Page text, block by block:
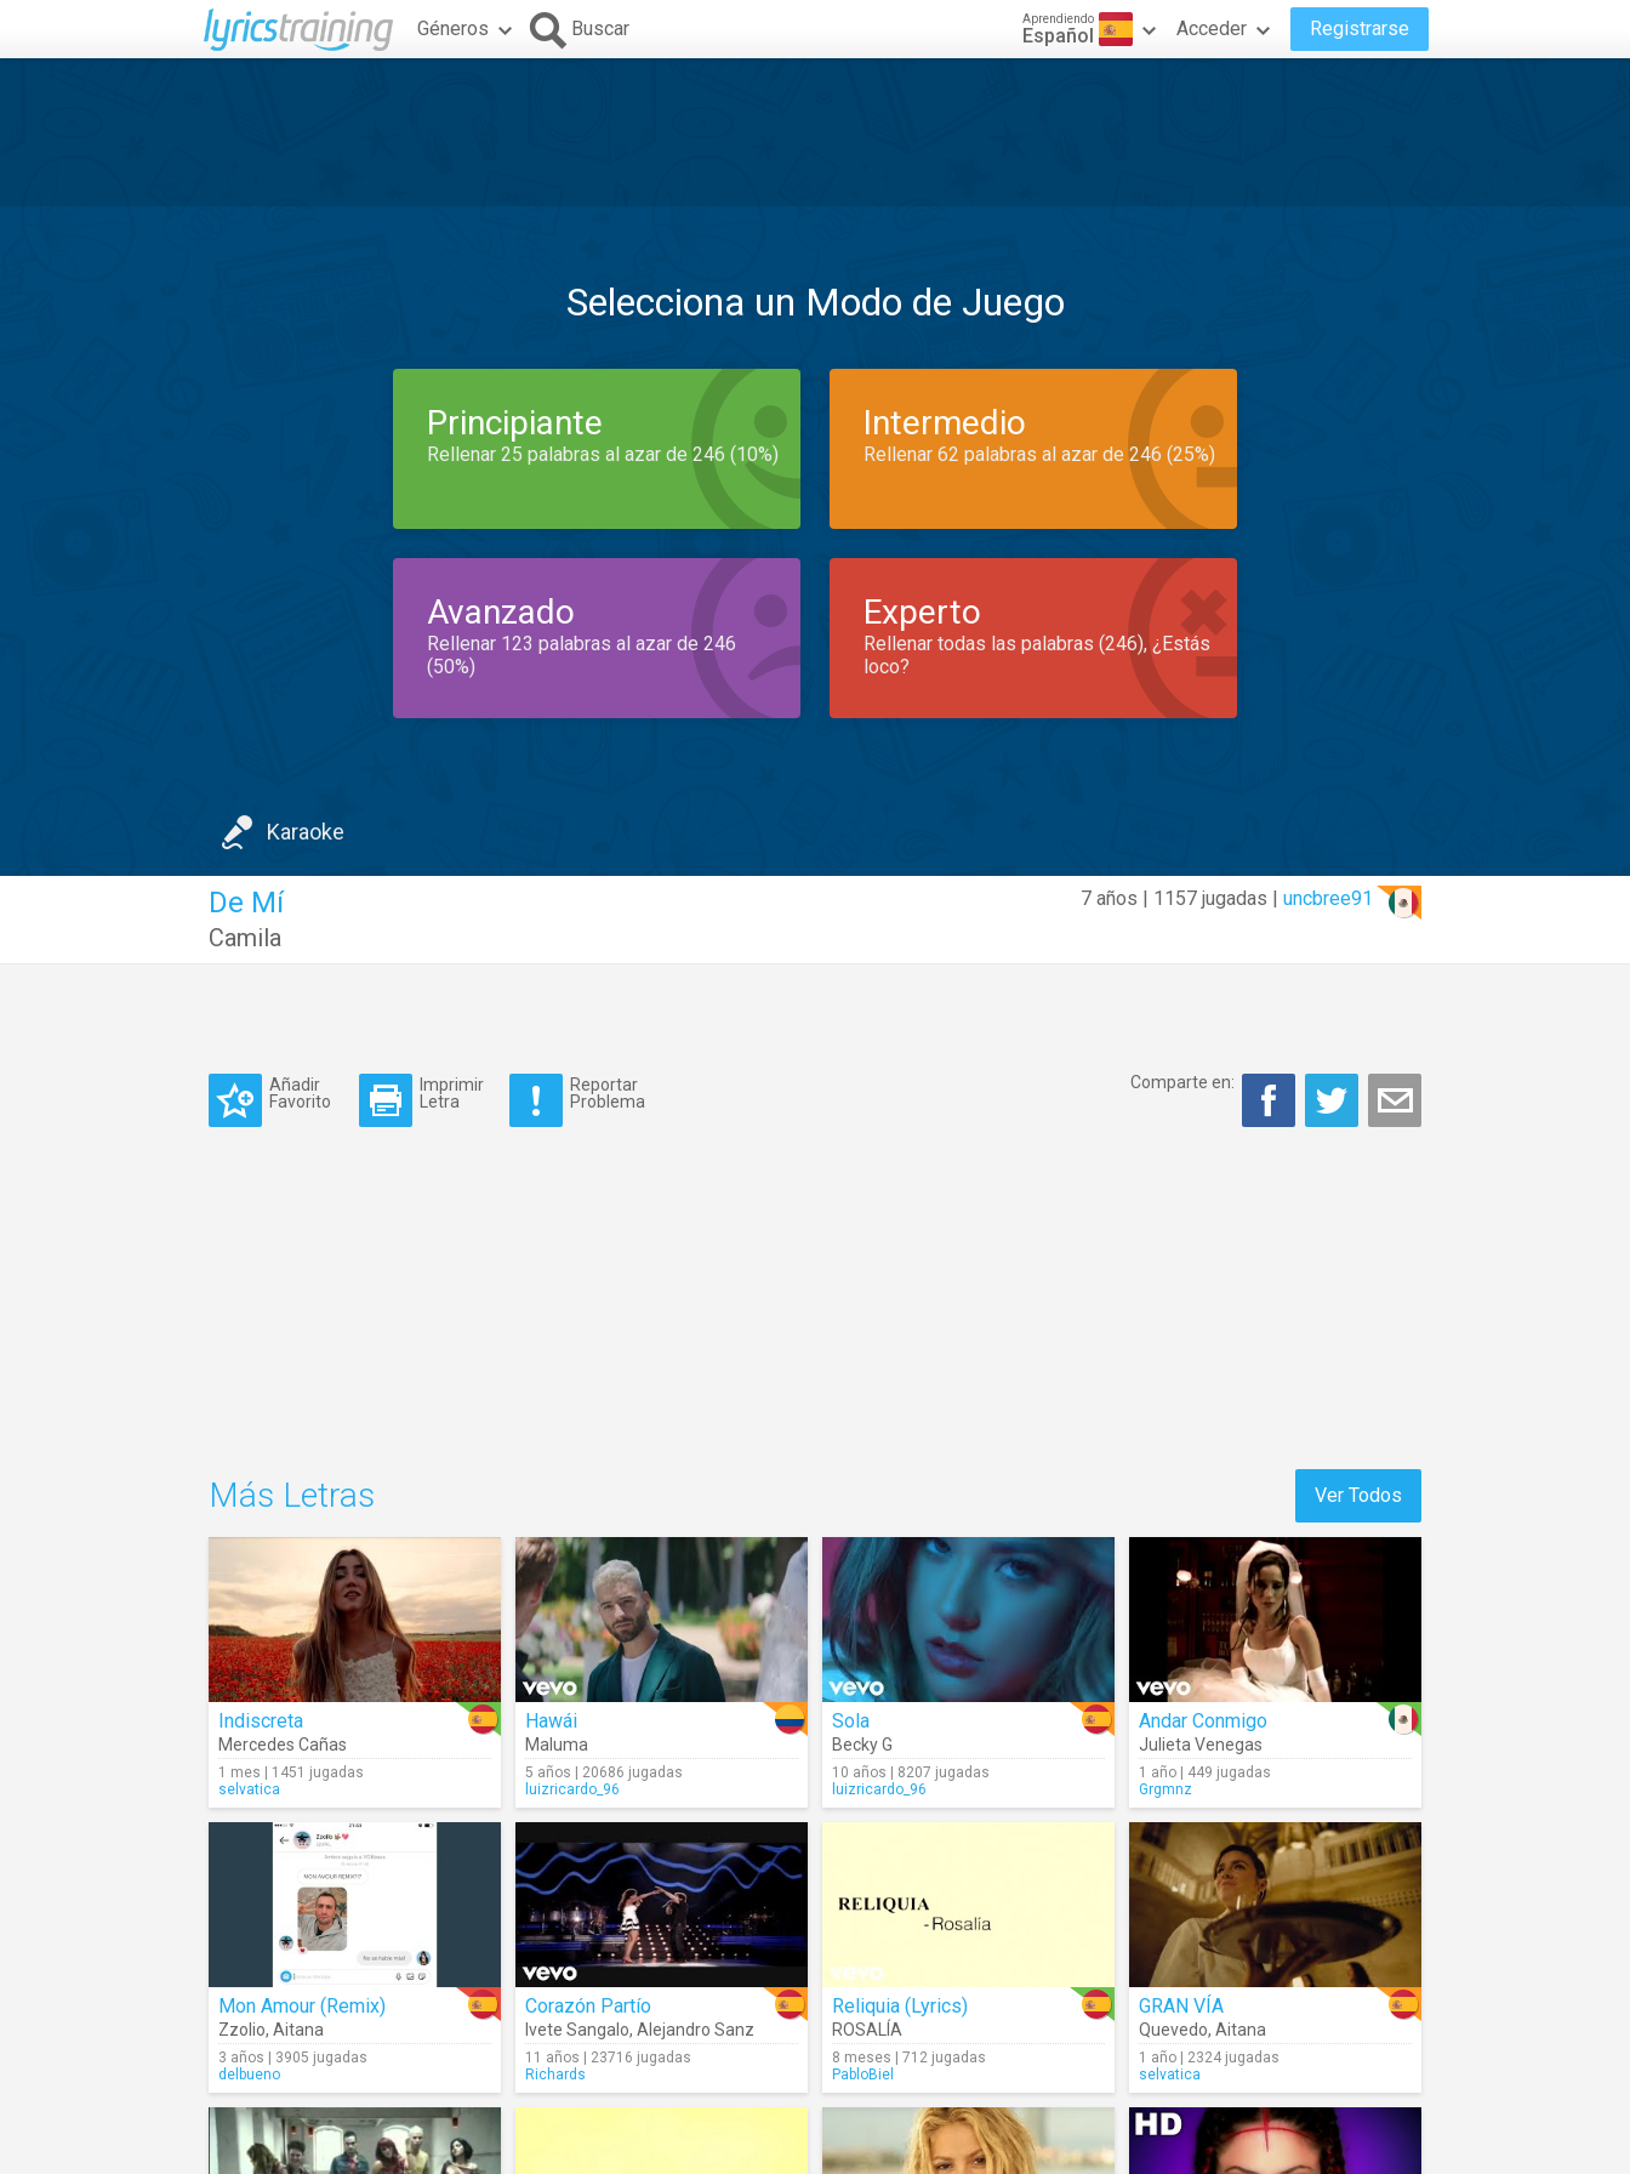
Géneros Buscar Aprendiendo
Español Acceder Registrarse
Selecciona un Modo de Juego
Principiante
Rellenar 25 palabras al azar de 246 (10%)
Intermedio
Rellenar 62 palabras al azar de 246 (25%)
Avanzado
Rellenar 123 palabras al azar de 246
(50%)
Experto
Rellenar todas las palabras (246), ¿Estás
loco?
Karaoke
7 años | 1157 jugadas | uncbree91
De Mí
Camila
Añadir
Favorito
Imprimir
Letra
Reportar
Problema
Comparte en:
Ver Todos
Más Letras
Indiscreta
Mercedes Cañas
1 mes | 1451 jugadas
selvatica
Hawái
Maluma
5 años | 20686 jugadas
luizricardo_96
Sola
Becky G
10 años | 8207 jugadas
luizricardo_96
Andar Conmigo
Julieta Venegas
1 año | 449 jugadas
Grgmnz
Mon Amour (Remix)
Zzolio, Aitana
3 años | 3905 jugadas
delbueno
Corazón Partío
Ivete Sangalo, Alejandro Sanz
11 años | 23716 jugadas
Richards
Reliquia (Lyrics)
ROSALÍA
8 meses | 712 jugadas
PabloBiel
GRAN VÍA
Quevedo, Aitana
1 año | 2324 jugadas
selvatica